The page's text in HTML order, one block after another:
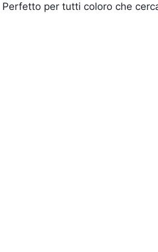
Perfetto per tutti coloro che